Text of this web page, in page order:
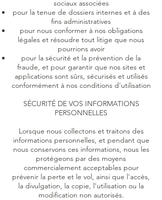
sociaux associées
pour la tenue de dossiers internes et à des
fins administratives
pour nous conformer à nos obligations
légales et résoudre tout litige que nous
pourrions avoir
pour la sécurité et la prévention de la
fraude, et pour garantir que nos sites et
applications sont sûrs, sécurisés et utilisés
conformément à nos conditions d'utilisation
SÉCURITÉ DE VOS INFORMATIONS
PERSONNELLES
Lorsque nous collectons et traitons des
informations personnelles, et pendant que
nous conservons ces informations, nous les
protégeons par des moyens
commercialement acceptables pour
prévenir la perte et le vol, ainsi que l'accès,
la divulgation, la copie, l'utilisation ou la
modification non autorisés.